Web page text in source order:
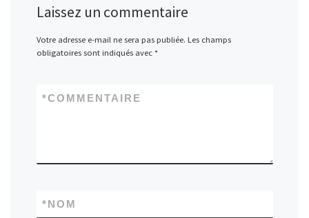
Laissez un commentaire
Votre adresse e-mail ne sera pas publiée. Les champs
obligatoires sont indiqués avec *
COMMENTAIRE
*
NOM
*